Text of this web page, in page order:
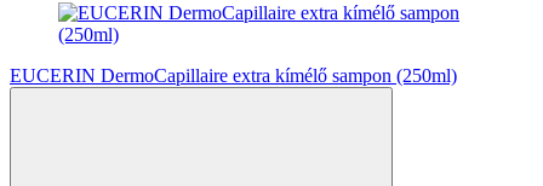
EUCERIN DermoCapillaire extra kímélő sampon (250ml)